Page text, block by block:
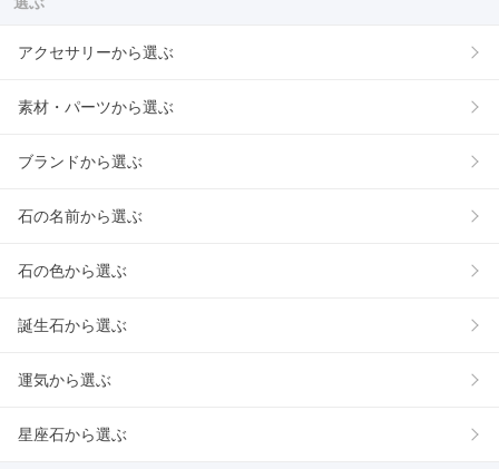
アクセサリーから選ぶ
素材・パーツから選ぶ
ブランドから選ぶ
石の名前から選ぶ
石の色から選ぶ
誕生石から選ぶ
運気から選ぶ
星座石から選ぶ